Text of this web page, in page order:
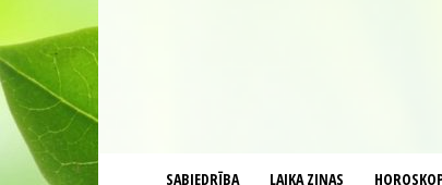
SABIEDRĪBA LAIKA ZIŅAS